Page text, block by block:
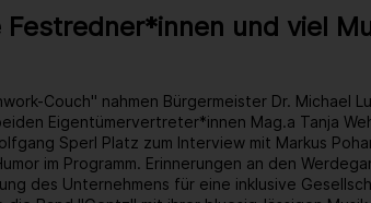
Festredner*innen und viel
Couch" nahmen Bürgermeister Dr. Michael
Eigentümervertreter*innen Mag.a Tanja
Sperl Platz zum Interview mit Markus
im Programm. Erinnerungen an den
des Unternehmens für eine inklusive